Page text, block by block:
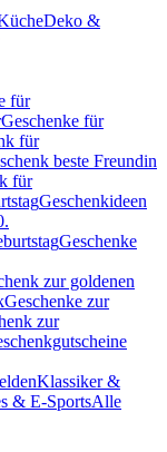
Deko &
für
Geschenke für
für
beste Freundin
für
Geschenkideen
Geschenke
zur goldenen
Geschenke zur
zur
Klassiker &
& E-SportsAlle